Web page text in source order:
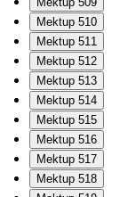
Mektup 510
Mektup 511
Mektup 512
Mektup 513
Mektup 514
Mektup 515
Mektup 516
Mektup 517
Mektup 518